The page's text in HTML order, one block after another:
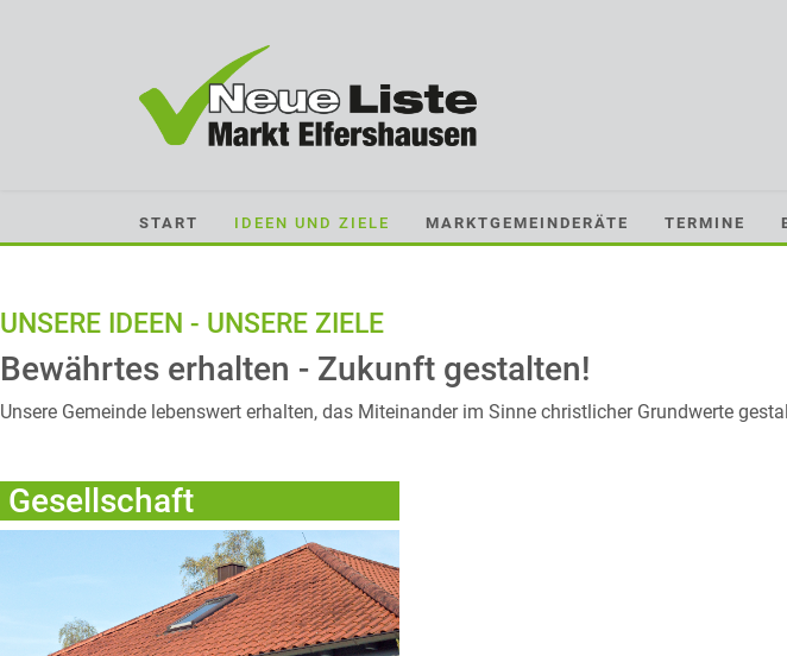
Ideen und Ziele
Bilanz
START IDEEN UND ZIELE MARKTGEMEINDERÄTE TERMINE
UNSERE IDEEN - UNSERE ZIELE
Bewährtes erhalten - Zukunft gestalten!
Unsere Gemeinde lebenswert erhalten, das Miteinander im Sinne christlicher Grundwerte
Gesellschaft